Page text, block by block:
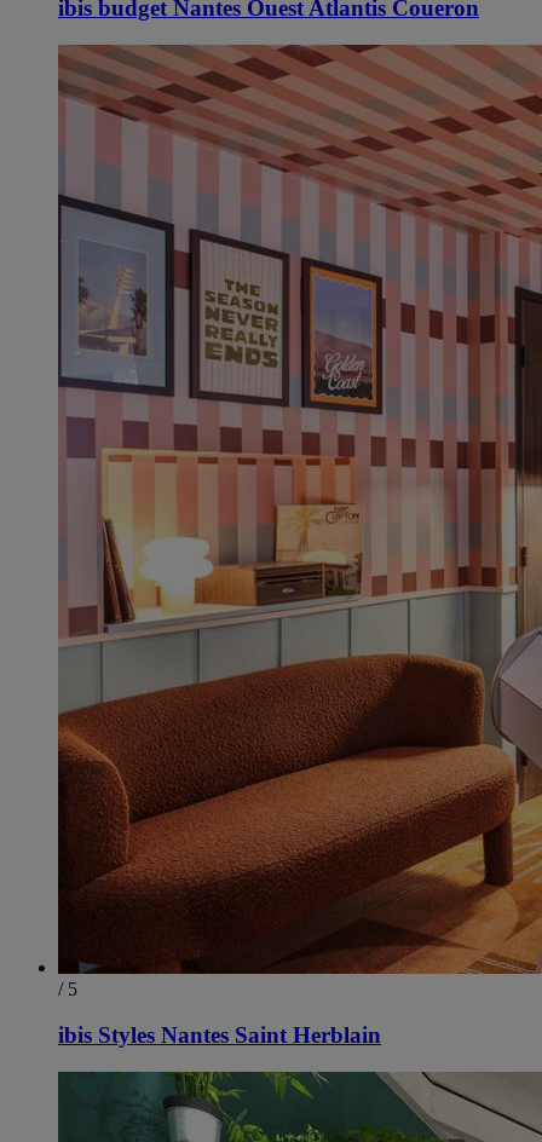
ibis budget Nantes Ouest Atlantis Coueron
/ 5
ibis Styles Nantes Saint Herblain